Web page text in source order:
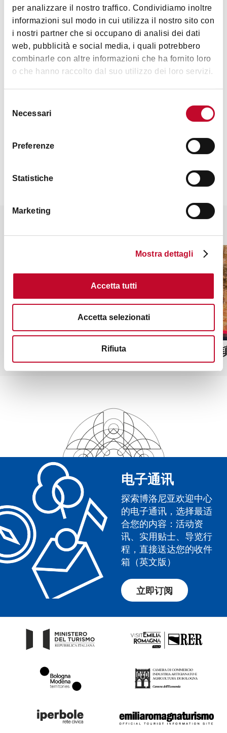
per analizzare il nostro traffico. Condividiamo inoltre
informazioni sul modo in cui utilizza il nostro sito con
i nostri partner che si occupano di analisi dei dati
web, pubblicità e social media, i quali potrebbero
combinarle con altre informazioni che ha fornito loro
o che hanno raccolto dal suo utilizzo dei loro servizi.
delNecessari
Preferenze
Statistiche
Marketing
Mostra dettagli
Accetta tutti
Accetta selezionati
Rifiuta
如何到达
心情
藝術文化
San Pietro di Ozzano
村庄
多扎小
电子通讯
探索博洛尼亚欢迎中心
的电子通讯，选择最适
合您的内容：活动资
讯、实用贴士、导览行
程，直接送达您的收件
箱（英文版）
立即订阅